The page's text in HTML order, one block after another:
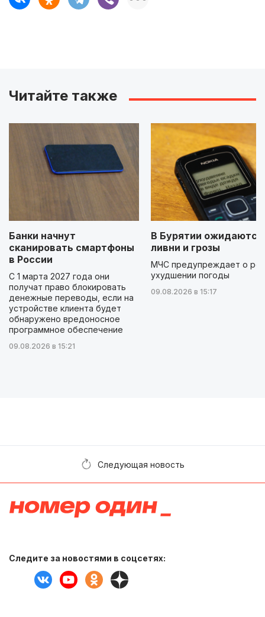
Читайте также
Банки начнут
сканировать смартфоны
в России
С 1 марта 2027 года они
получат право блокировать
денежные переводы, если на
устройстве клиента будет
обнаружено вредоносное
программное обеспечение
09.08.2026 в 15:21
В Бурятии ожидаются
ливни и грозы
МЧС предупреждает о
ухудшении погоды
09.08.2026 в 15:17
Следующая новость
Следите за новостями в соцсетях: